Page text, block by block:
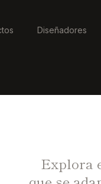
Diseñadores
Explora